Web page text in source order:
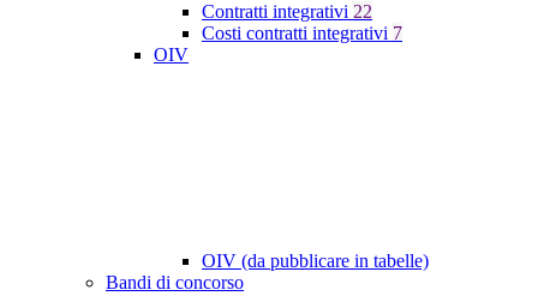
Contratti integrativi 22
Costi contratti integrativi 7
OIV
OIV (da pubblicare in tabelle)
Bandi di concorso